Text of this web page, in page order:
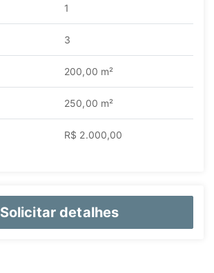
1
3
200,00 m²
250,00 m²
R$ 2.000,00
Solicitar detalhes